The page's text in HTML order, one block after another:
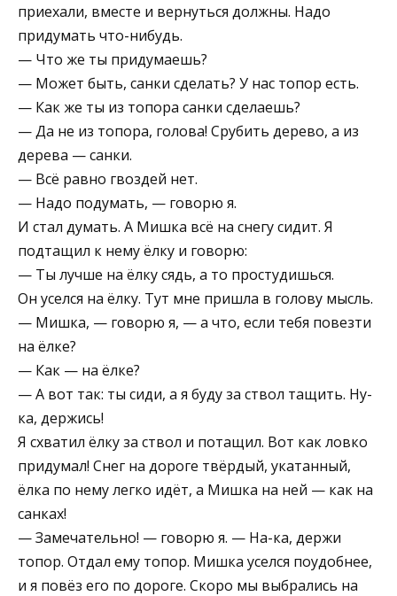
приехали, вместе и вернуться должны. Надо
придумать что-нибудь.
— Что же ты придумаешь?
— Может быть, санки сделать? У нас топор есть.
— Как же ты из топора санки сделаешь?
— Да не из топора, голова! Срубить дерево, а из
дерева — санки.
— Всё равно гвоздей нет.
— Надо подумать, — говорю я.
И стал думать. А Мишка всё на снегу сидит. Я
подтащил к нему ёлку и говорю:
— Ты лучше на ёлку сядь, а то простудишься.
Он уселся на ёлку. Тут мне пришла в голову мысль.
— Мишка, — говорю я, — а что, если тебя повезти
на ёлке?
— Как — на ёлке?
— А вот так: ты сиди, а я буду за ствол тащить. Ну-
ка, держись!
Я схватил ёлку за ствол и потащил. Вот как ловко
придумал! Снег на дороге твёрдый, укатанный,
ёлка по нему легко идёт, а Мишка на ней — как на
санках!
— Замечательно! — говорю я. — На-ка, держи
топор. Отдал ему топор. Мишка уселся поудобнее,
и я повёз его по дороге. Скоро мы выбрались на